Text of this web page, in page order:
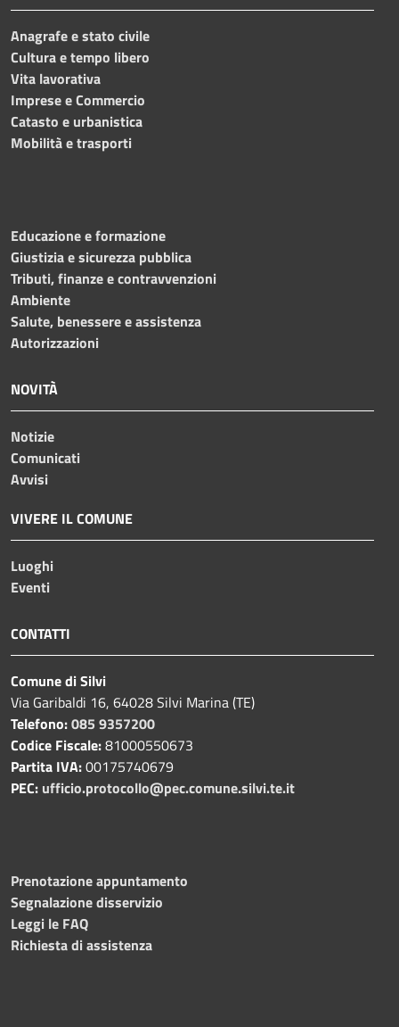
Anagrafe e stato civile
Cultura e tempo libero
Vita lavorativa
Imprese e Commercio
Catasto e urbanistica
Mobilità e trasporti
Educazione e formazione
Giustizia e sicurezza pubblica
Tributi, finanze e contravvenzioni
Ambiente
Salute, benessere e assistenza
Autorizzazioni
NOVITÀ
Notizie
Comunicati
Avvisi
VIVERE IL COMUNE
Luoghi
Eventi
CONTATTI
Comune di Silvi
Via Garibaldi 16, 64028 Silvi Marina (TE)
Telefono:085 9357200
Codice Fiscale:81000550673
Partita IVA:00175740679
PEC: ufficio.protocollo@pec.comune.silvi.te.it
Prenotazione appuntamento
Segnalazione disservizio
Leggi le FAQ
Richiesta di assistenza